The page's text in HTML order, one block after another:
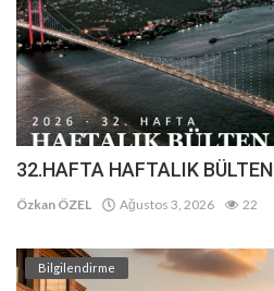
32.HAFTA HAFTALIK BÜLTEN
Özkan ÖZEL Ağustos 3, 2026 22
Bilgilendirme